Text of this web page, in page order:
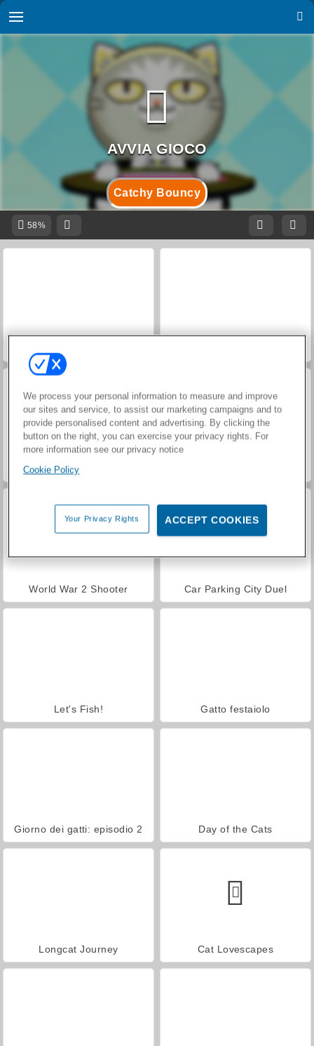
Catchy Bouncy
58%
Farm Merge Valley
World War 2 Shooter Car Parking City Duel
Let's Fish! Gatto festaiolo
Giorno dei gatti: episodio 2 Day of the Cats
Longcat Journey Cat Lovescapes
We process your personal information to measure and improve
our sites and service, to assist our marketing campaigns and to
provide personalised content and advertising. By clicking the
button on the right, you can exercise your privacy rights. For
more information see our privacy notice
Cookie Policy
Your Privacy Rights ACCEPT COOKIES